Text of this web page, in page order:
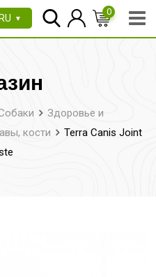
▼
0
Здоровье и
кости
Terra Canis Joint